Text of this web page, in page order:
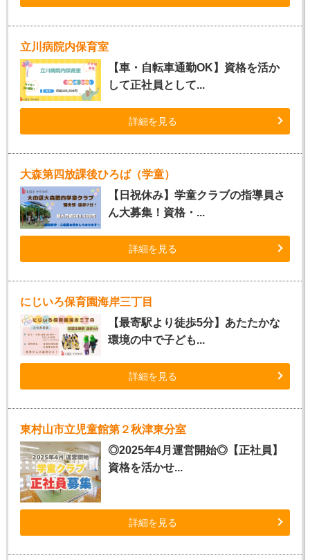
立川病院内保育室
【車・自転車通勤OK】資格を活か
して正社員として...
詳細を見る
大森第四放課後ひろば（学童）
【日祝休み】学童クラブの指導員さ
ん大募集！資格・...
詳細を見る
にじいろ保育園海岸三丁目
【最寄駅より徒歩5分】あたたかな
環境の中で子ども...
詳細を見る
東村山市立児童館第２秋津東分室
◎2025年4月運営開始◎【正社員】
資格を活かせ...
詳細を見る